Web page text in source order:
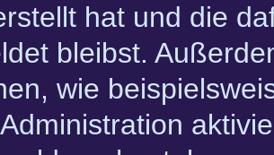
hat und die
bleibst.
wie